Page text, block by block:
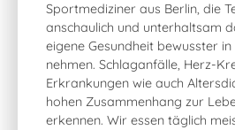
Sportmediziner aus Berlin, die
anschaulich und unterhaltsam
eigene Gesundheit bewusster
nehmen. Schlaganfälle, Herz-
Erkrankungen wie auch
hohen Zusammenhang zur
erkennen. Wir essen täglich